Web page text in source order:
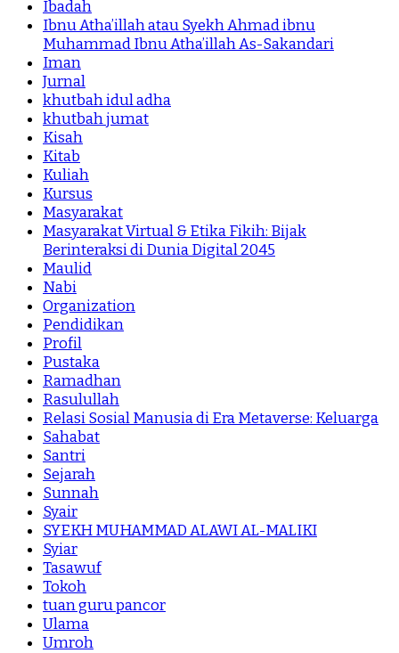
Ibadah
Ibnu Atha’illah atau Syekh Ahmad ibnu
Muhammad Ibnu Atha’illah As-Sakandari
Iman
Jurnal
khutbah idul adha
khutbah jumat
Kisah
Kitab
Kuliah
Kursus
Masyarakat
Masyarakat Virtual & Etika Fikih: Bijak
Berinteraksi di Dunia Digital 2045
Maulid
Nabi
Organization
Pendidikan
Profil
Pustaka
Ramadhan
Rasulullah
Relasi Sosial Manusia di Era Metaverse: Keluarga
Sahabat
Santri
Sejarah
Sunnah
Syair
SYEKH MUHAMMAD ALAWI AL-MALIKI
Syiar
Tasawuf
Tokoh
tuan guru pancor
Ulama
Umroh